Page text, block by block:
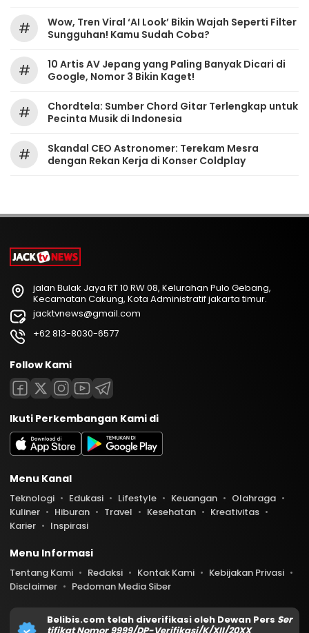
#
Wow, Tren Viral ‘AI Look’ Bikin Wajah Seperti Filter
Sungguhan! Kamu Sudah Coba?
#
10 Artis AV Jepang yang Paling Banyak Dicari di
Google, Nomor 3 Bikin Kaget!
#
Chordtela: Sumber Chord Gitar Terlengkap untuk
Pecinta Musik di Indonesia
#
Skandal CEO Astronomer: Terekam Mesra
dengan Rekan Kerja di Konser Coldplay
jalan Bulak Jaya RT 10 RW 08, Kelurahan Pulo Gebang,
Kecamatan Cakung, Kota Administratif jakarta timur.
jacktvnews@gmail.com
+62 813-8030-6577
Follow Kami
Ikuti Perkembangan Kami di
Menu Kanal
Teknologi Edukasi Lifestyle Keuangan
Olahraga
Kuliner
Hiburan Travel Kesehatan
Kreativitas
Karier
Inspirasi
Menu Informasi
Tentang Kami Redaksi Kontak Kami
Kebijakan Privasi
Disclaimer
Pedoman Media Siber
Belibis.com telah diverifikasi oleh Dewan Pers Ser